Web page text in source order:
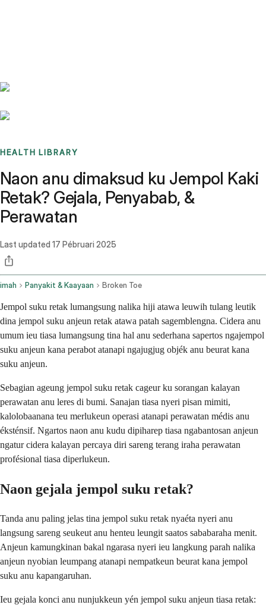
HEALTH LIBRARY
Naon anu dimaksud ku Jempol Kaki
Retak? Gejala, Penyabab, &
Perawatan
Last updated 17 Pébruari 2025
imah Panyakit & Kaayaan Broken Toe
Jempol suku retak lumangsung nalika hiji atawa leuwih tulang leutik
dina jempol suku anjeun retak atawa patah sagemblengna. Cidera anu
umum ieu tiasa lumangsung tina hal anu sederhana sapertos ngajempol
suku anjeun kana perabot atanapi ngajugjug objék anu beurat kana
suku anjeun.
Sebagian ageung jempol suku retak cageur ku sorangan kalayan
perawatan anu leres di bumi. Sanajan tiasa nyeri pisan mimiti,
kalolobaanana teu merlukeun operasi atanapi perawatan médis anu
éksténsif. Ngartos naon anu kudu dipiharep tiasa ngabantosan anjeun
ngatur cidera kalayan percaya diri sareng terang iraha perawatan
profésional tiasa diperlukeun.
Naon gejala jempol suku retak?
Tanda anu paling jelas tina jempol suku retak nyaéta nyeri anu
langsung sareng seukeut anu henteu leungit saatos sababaraha menit.
Anjeun kamungkinan bakal ngarasa nyeri ieu langkung parah nalika
anjeun nyobian leumpang atanapi nempatkeun beurat kana jempol
suku anu kapangaruhan.
Ieu gejala konci anu nunjukkeun yén jempol suku anjeun tiasa retak: